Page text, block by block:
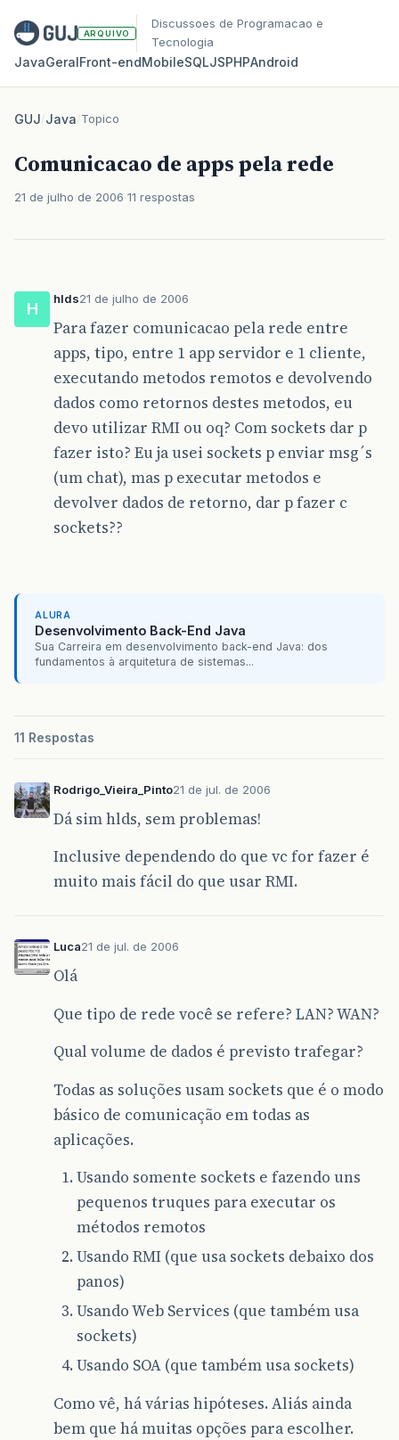
ARQUIVO
Discussoes de Programacao e
Tecnologia
JavaGeralFront‑endMobileSQLJSPHPAndroid
GUJ/Java/Topico
Comunicacao de apps pela rede
21 de julho de 2006 11 respostas
H
hlds21 de julho de 2006
Para fazer comunicacao pela rede entre
apps, tipo, entre 1 app servidor e 1 cliente,
executando metodos remotos e devolvendo
dados como retornos destes metodos, eu
devo utilizar RMI ou oq? Com sockets dar p
fazer isto? Eu ja usei sockets p enviar msg´s
(um chat), mas p executar metodos e
devolver dados de retorno, dar p fazer c
sockets??
ALURA
Desenvolvimento Back-End Java
Sua Carreira em desenvolvimento back-end Java: dos
fundamentos à arquitetura de sistemas...
11 Respostas
Rodrigo_Vieira_Pinto21 de jul. de 2006
Dá sim hlds, sem problemas!
Inclusive dependendo do que vc for fazer é
muito mais fácil do que usar RMI.
Luca21 de jul. de 2006
Olá
Que tipo de rede você se refere? LAN? WAN?
Qual volume de dados é previsto trafegar?
Todas as soluções usam sockets que é o modo
básico de comunicação em todas as
aplicações.
Usando somente sockets e fazendo uns
pequenos truques para executar os
métodos remotos
Usando RMI (que usa sockets debaixo dos
panos)
Usando Web Services (que também usa
sockets)
Usando SOA (que também usa sockets)
Como vê, há várias hipóteses. Aliás ainda
bem que há muitas opções para escolher.